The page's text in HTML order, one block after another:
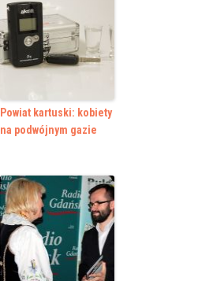
Powiat kartuski: kobiety
na podwójnym gazie